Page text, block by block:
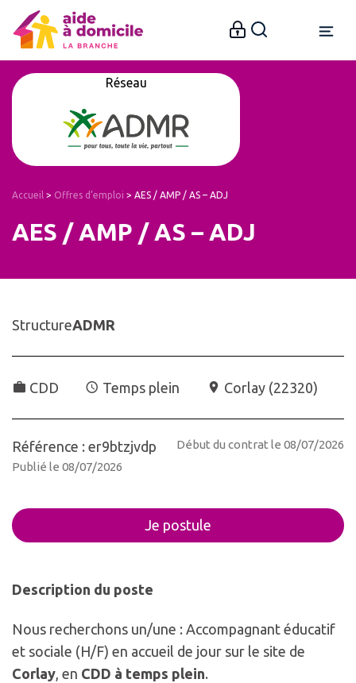
Réseau
Accueil > Offres d’emploi > AES / AMP / AS – ADJ
AES / AMP / AS – ADJ
StructureADMR
CDD Temps plein Corlay(22320)
Référence : er9btzjvdp
Début du contrat le 08/07/2026
Publié le 08/07/2026
Je postule
Description du poste
Nous recherchons un/une : Accompagnant éducatif
et sociale (H/F) en accueil de jour sur le site de
Corlay, en CDD à temps plein.